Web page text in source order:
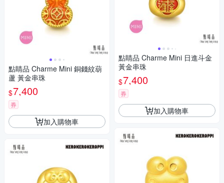
點睛品 Charme Mini 銅錢紋葫
蘆 黃金串珠
$7,400
券
加入購物車
點睛品 Charme Mini 日進斗金
黃金串珠
$7,400
券
加入購物車